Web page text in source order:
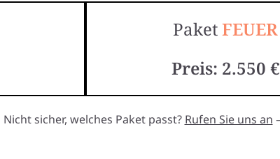
PaketFEUER
Preis: 2.550 €
Nicht sicher, welches Paket passt? Rufen Sie uns an